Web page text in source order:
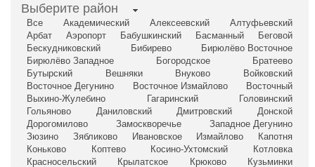
Выберите район
Все Академический Алексеевский
Алтуфьевский
Арбат
Аэропорт Бабушкинский Басманный
Беговой
Бескудниковский
Бибирево
Бирюлёво Восточное
Бирюлёво Западное
Богородское
Братеево
Бутырский
Вешняки Внуково
Войковский
Восточное Дегунино
Восточное Измайлово
Восточный
Выхино-Жулебино
Гагаринский
Головинский
Гольяново
Даниловский Дмитровский
Донской
Дорогомилово
Замоскворечье
Западное Дегунино
Зюзино
Зябликово Ивановское Измайлово
Капотня
Коньково
Коптево Косино-Ухтомский
Котловка
Красносельский
Крылатское Крюково
Кузьминки